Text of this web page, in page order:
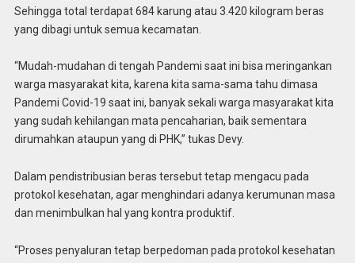
Sehingga total terdapat 684 karung atau 3.420 kilogram beras
yang dibagi untuk semua kecamatan.
“Mudah-mudahan di tengah Pandemi saat ini bisa meringankan
warga masyarakat kita, karena kita sama-sama tahu dimasa
Pandemi Covid-19 saat ini, banyak sekali warga masyarakat kita
yang sudah kehilangan mata pencaharian, baik sementara
dirumahkan ataupun yang di PHK,” tukas Devy.
Dalam pendistribusian beras tersebut tetap mengacu pada
protokol kesehatan, agar menghindari adanya kerumunan masa
dan menimbulkan hal yang kontra produktif.
“Proses penyaluran tetap berpedoman pada protokol kesehatan